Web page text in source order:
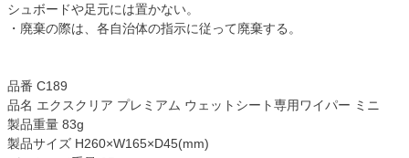
シュボードや足元には置かない。
・廃棄の際は、各自治体の指示に従って廃棄する。
品番 C189
品名 エクスクリア プレミアム ウェットシート専用ワイパー ミニ
製品重量 83g
製品サイズ H260×W165×D45(mm)